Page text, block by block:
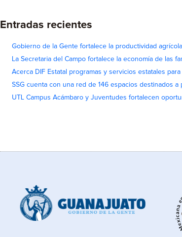
Entradas recientes
Gobierno de la Gente fortalece la productividad
La Secretaria del Campo fortalece la economía de las
Acerca DIF Estatal programas y servicios estatales
SSG cuenta con una red de 146 espacios destinados a
UTL Campus Acámbaro y Juventudes fortalecen